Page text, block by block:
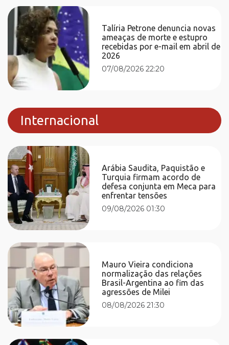
Talíria Petrone denuncia novas
ameaças de morte e estupro
recebidas por e-mail em abril de
2026
07/08/2026 22:20
Internacional
Arábia Saudita, Paquistão e
Turquia firmam acordo de
defesa conjunta em Meca para
enfrentar tensões
09/08/2026 01:30
Mauro Vieira condiciona
normalização das relações
Brasil-Argentina ao fim das
agressões de Milei
08/08/2026 21:30